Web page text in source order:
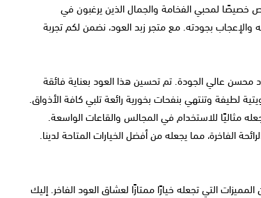
لمحبي الفخامة والجمال الذين يرغبون في
والإعجاب بجودته. مع متجر زبد العود، نضمن لكم تجربة
عالي الجودة. تم تحسين هذا العود بعناية فائقة
لطيفة وتنتهي بنفحات بخورية رائعة تلبي كافة الأذواق.
مثاليًا للاستخدام في المجالس والقاعات الواسعة.
الفاخرة، مما يجعله من أفضل الخيارات المتاحة لدينا.
التي تجعله خيارًا ممتازًا لعشاق العود الفاخر. إليك